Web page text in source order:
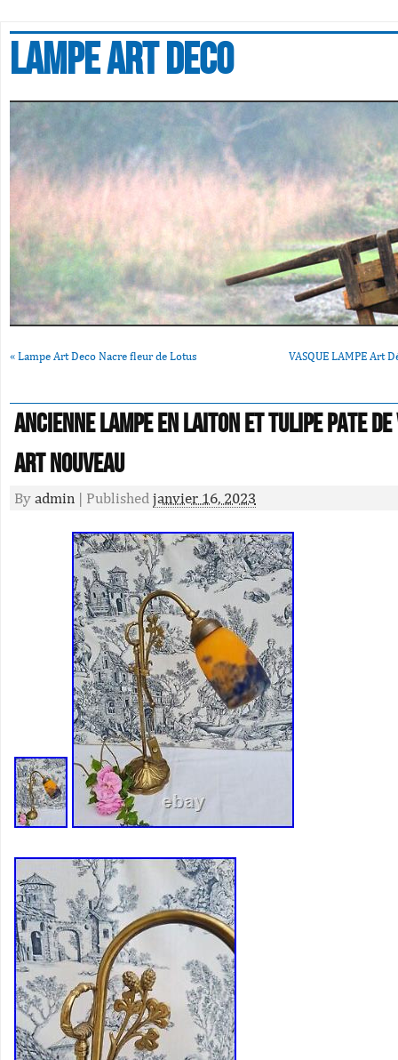
Lampe art deco
« Lampe Art Deco Nacre fleur de Lotus VASQUE LAMPE Art
Ancienne Lampe En Laiton Et Tulipe Pate
Art Nouveau
By admin | Published janvier 16, 2023